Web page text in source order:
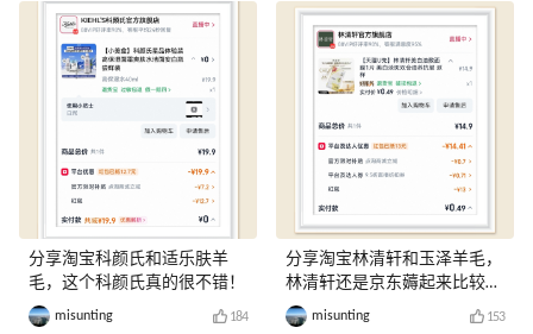
分享淘宝科颜氏和适乐肤羊
毛，这个科颜氏真的很不错！
misunting 184
分享淘宝林清轩和玉泽羊毛，
林清轩还是京东薅起来比较
爽！misunting 153